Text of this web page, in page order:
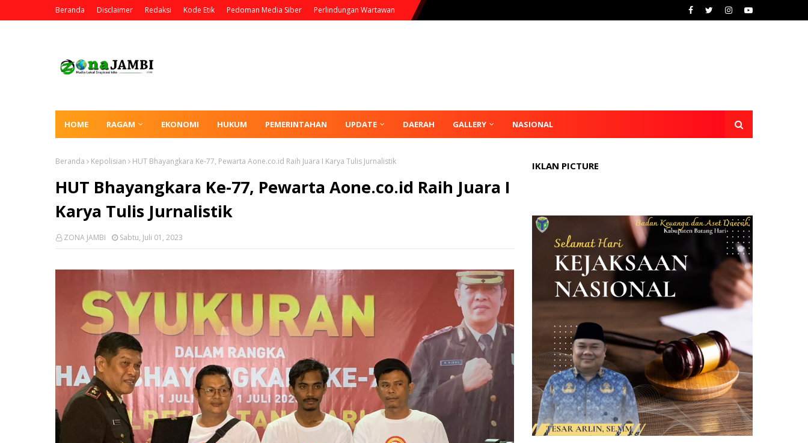
Beranda Disclaimer Redaksi Kode Etik Pedoman Media Siber Perlindungan Wartawan
HOME RAGAM EKONOMI HUKUM PEMERINTAHAN UPDATE DAERAH GALLERY NASIONAL
Beranda Kepolisian HUT Bhayangkara Ke-77, Pewarta Aone.co.id Raih Juara I Karya Tulis Jurnalistik
HUT Bhayangkara Ke-77, Pewarta Aone.co.id Raih Juara I
Karya Tulis Jurnalistik
ZONA JAMBI Sabtu, Juli 01, 2023
IKLAN PICTURE